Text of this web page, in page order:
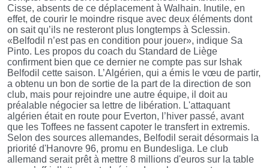
Cisse, absents de ce déplacement à Walhain. Inutile, en
effet, de courir le moindre risque avec deux éléments dont
on sait qu’ils ne resteront plus longtemps à Sclessin.
«Belfodil n’est pas en condition pour jouer», indique Sa
Pinto. Les propos du coach du Standard de Liège
confirment bien que ce dernier ne compte pas sur Ishak
Belfodil cette saison. L’Algérien, qui a émis le vœu de partir,
a obtenu un bon de sortie de la part de la direction de son
club, mais pour rejoindre une autre équipe, il doit au
préalable négocier sa lettre de libération. L'attaquant
algérien était en route pour Everton, l’hiver passé, avant
que les Toffees ne fassent capoter le transfert in extremis.
Selon des sources allemandes, Belfodil serait désormais la
priorité d'Hanovre 96, promu en Bundesliga. Le club
allemand serait prêt à mettre 8 millions d'euros sur la table